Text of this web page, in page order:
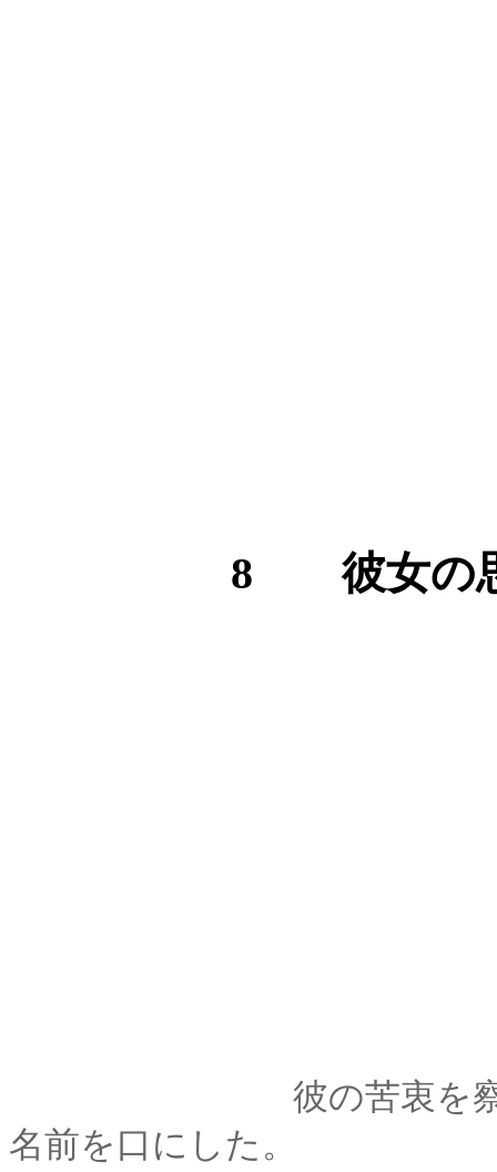
8 彼女の思
彼の苦衷を察した薫
名前を口にした。